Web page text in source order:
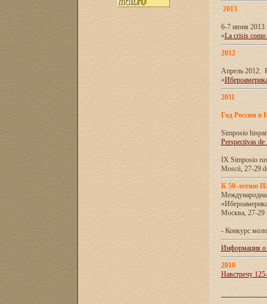
2013
6-7 июня 2013
«La crisis como
2012
Апрель 2012.
«
2011
Год России в
Simposio
Perspectivas
IX Simposio
Moscú, 27-29
К 50-летию
Москва, 27-29
- Конкурс
Информация о
2010
Навстречу